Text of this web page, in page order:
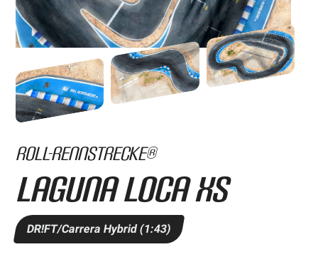
Roll-Rennstrecke®
Laguna Loca XS
DR!FT/Carrera Hybrid (1:43)